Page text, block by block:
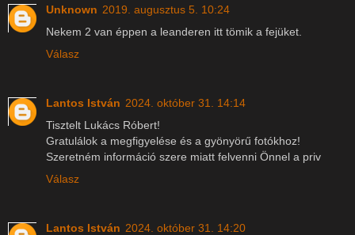
Unknown 2019. augusztus 5. 10:24
Nekem 2 van éppen a leanderen itt tömik a fejüket.
Válasz
Lantos István 2024. október 31. 14:14
Tisztelt Lukács Róbert!
Gratulálok a megfigyelése és a gyönyörű fotókhoz!
Szeretném információ szere miatt felvenni Önnel a priv
Válasz
Lantos István 2024. október 31. 14:20